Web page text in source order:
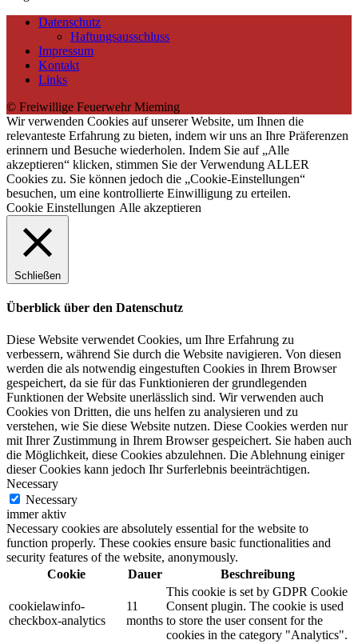
Datenschutz
Haftungsausschluss
Impressum
Kontakt
Links
© Freiwillige Feuerwehr Mieming
Wir verwenden Cookies auf unserer Website, um Ihnen die
relevanteste Erfahrung zu bieten, indem wir uns an Ihre Präferenzen
erinnern und Besuche wiederholen. Indem Sie auf „Alle
akzeptieren“ klicken, stimmen Sie der Verwendung ALLER
Cookies zu. Sie können jedoch die „Cookie-Einstellungen“
besuchen, um eine kontrollierte Einwilligung zu erteilen.
Cookie Einstellungen Alle akzeptieren
Schließen
Überblick über den Datenschutz
Diese Website verwendet Cookies, um Ihre Erfahrung zu
verbessern, während Sie durch die Website navigieren. Von diesen
werden die als notwendig eingestuften Cookies in Ihrem Browser
gespeichert, da sie für das Funktionieren der grundlegenden
Funktionen der Website unerlässlich sind. Wir verwenden auch
Cookies von Dritten, die uns helfen zu analysieren und zu
verstehen, wie Sie diese Website nutzen. Diese Cookies werden nur
mit Ihrer Zustimmung in Ihrem Browser gespeichert. Sie haben auch
die Möglichkeit, diese Cookies abzulehnen. Die Ablehnung einiger
dieser Cookies kann jedoch Ihr Surferlebnis beeinträchtigen.
Necessary
Necessary
immer aktiv
Necessary cookies are absolutely essential for the website to
function properly. These cookies ensure basic functionalities and
security features of the website, anonymously.
Cookie
Dauer Beschreibung
cookielawinfo-
checkbox-analytics
11
months
This cookie is set by GDPR Cookie
Consent plugin. The cookie is used
to store the user consent for the
cookies in the category "Analytics".